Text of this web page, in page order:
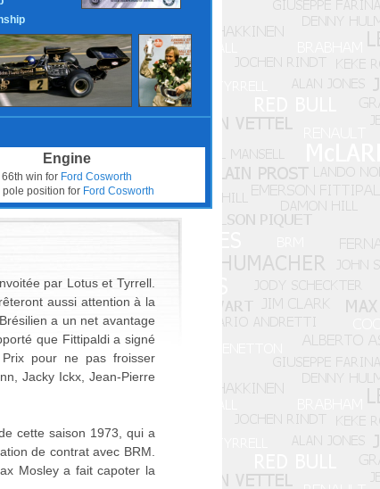
Engine
66th win for Ford Cosworth
pole position for Ford Cosworth
par Lotus et Tyrrell.
aussi attention à la
a un net avantage
que Fittipaldi a signé
pour ne pas froisser
Jacky Ickx, Jean-Pierre
cette saison 1973, qui a
de contrat avec BRM.
Mosley a fait capoter la